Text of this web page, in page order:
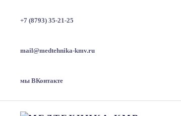
+7 (8793) 35-21-25
mail@medtehnika-kmv.ru
мы ВКонтакте